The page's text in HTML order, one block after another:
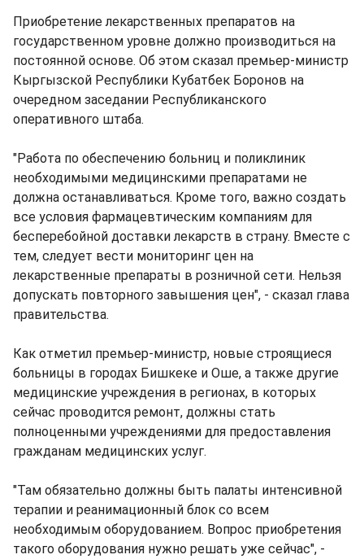
Приобретение лекарственных препаратов на
государственном уровне должно производиться на
постоянной основе. Об этом сказал премьер-министр
Кыргызской Республики Кубатбек Боронов на
очередном заседании Республиканского
оперативного штаба.
"Работа по обеспечению больниц и поликлиник
необходимыми медицинскими препаратами не
должна останавливаться. Кроме того, важно создать
все условия фармацевтическим компаниям для
бесперебойной доставки лекарств в страну. Вместе с
тем, следует вести мониторинг цен на
лекарственные препараты в розничной сети. Нельзя
допускать повторного завышения цен", - сказал глава
правительства.
Как отметил премьер-министр, новые строящиеся
больницы в городах Бишкеке и Оше, а также другие
медицинские учреждения в регионах, в которых
сейчас проводится ремонт, должны стать
полноценными учреждениями для предоставления
гражданам медицинских услуг.
"Там обязательно должны быть палаты интенсивной
терапии и реанимационный блок со всем
необходимым оборудованием. Вопрос приобретения
такого оборудования нужно решать уже сейчас", -